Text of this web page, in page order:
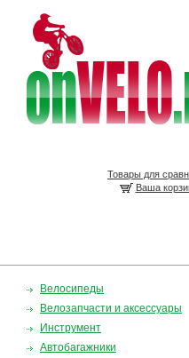
Товары для
Ваша
Велосипеды
Велозапчасти и аксессуары
Инструмент
Автобагажники